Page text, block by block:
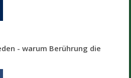
- warum Berührung die